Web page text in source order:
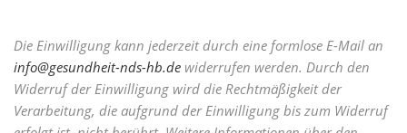
f
e
l
d
Die Einwilligung kann jederzeit durch eine formlose E-Mail an
info@gesundheit-nds-hb.de widerrufen werden. Durch den
Widerruf der Einwilligung wird die Rechtmäßigkeit der
Verarbeitung, die aufgrund der Einwilligung bis zum Widerruf